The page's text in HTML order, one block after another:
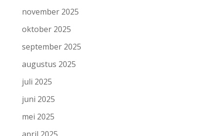
november 2025
oktober 2025
september 2025
augustus 2025
juli 2025
juni 2025
mei 2025